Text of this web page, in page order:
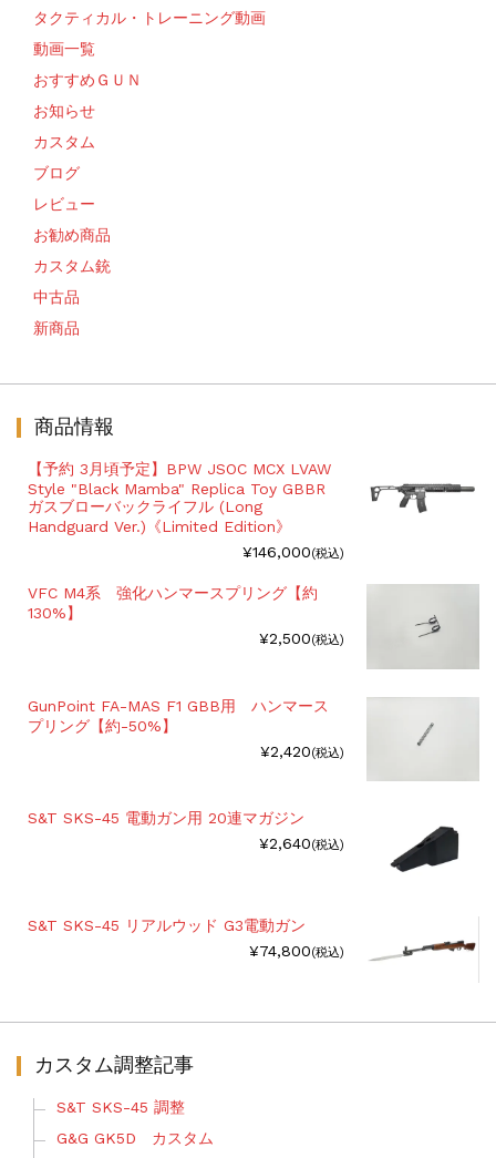
タクティカル・トレーニング動画
動画一覧
おすすめＧＵＮ
お知らせ
カスタム
ブログ
レビュー
お勧め商品
カスタム銃
中古品
新商品
商品情報
【予約 3月頃予定】BPW JSOC MCX LVAW
Style "Black Mamba" Replica Toy GBBR
ガスブローバックライフル (Long
Handguard Ver.)《Limited Edition》
¥146,000(税込)
VFC M4系 強化ハンマースプリング【約
130%】
¥2,500(税込)
GunPoint FA-MAS F1 GBB用 ハンマース
プリング【約-50%】
¥2,420(税込)
S&T SKS-45 電動ガン用 20連マガジン
¥2,640(税込)
S&T SKS-45 リアルウッド G3電動ガン
¥74,800(税込)
カスタム調整記事
S&T SKS-45 調整
G&G GK5D カスタム